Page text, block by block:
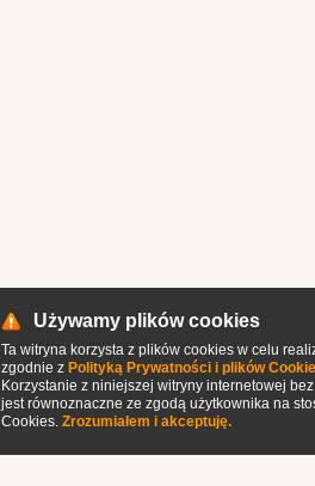
Używamy plików cookies
Ta witryna korzysta z plików cookies w celu
zgodnie z Polityką Prywatności i plików
Korzystanie z niniejszej witryny internetowej
jest równoznaczne ze zgodą użytkownika na
Cookies. Zrozumiałem i akceptuję.